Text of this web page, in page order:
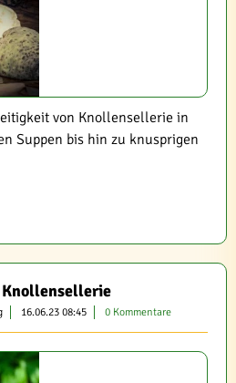
von Knollensellerie in
Suppen bis hin zu knusprigen
16.06.23 08:45 0 Kommentare